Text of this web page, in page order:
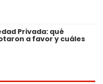
Privada: qué
a favor y cuáles